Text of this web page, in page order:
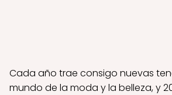
Cada año trae consigo nuevas
mundo de la moda y la belleza, y